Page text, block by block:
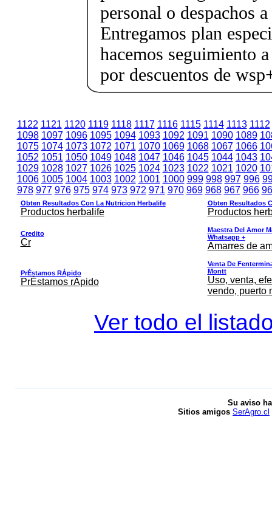
personal o despachos
Entregamos plan
hacemos seguimiento
por descuentos de
1122 1121 1120 1119 1118 1117 1116 1115 1114 1113 1112
1098 1097 1096 1095 1094 1093 1092 1091 1090 1089
1075 1074 1073 1072 1071 1070 1069 1068 1067 1066
1052 1051 1050 1049 1048 1047 1046 1045 1044 1043
1029 1028 1027 1026 1025 1024 1023 1022 1021 1020
1006 1005 1004 1003 1002 1001 1000 999 998 997 996
978 977 976 975 974 973 972 971 970 969 968 967 966
Obten Resultados Con La Nutricion Herbalife
Productos herbalife
Obten Resultados
Productos
Credito
Cr
Maestra Del Amor
Whatsapp +
Amarres de
PrÉstamos RÁpido
PrÉstamos rÁpido
Venta De
Montt
Uso, venta,
vendo, puerto
Ver todo el
Su aviso
Sitios amigos SerAgro.cl